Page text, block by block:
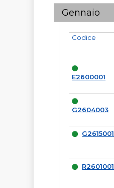
Gennaio
Codice
E2600001
G2604003
G2615001
R2601001